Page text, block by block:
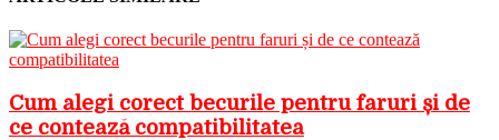
Cum alegi corect becurile pentru faruri și de
ce contează compatibilitatea